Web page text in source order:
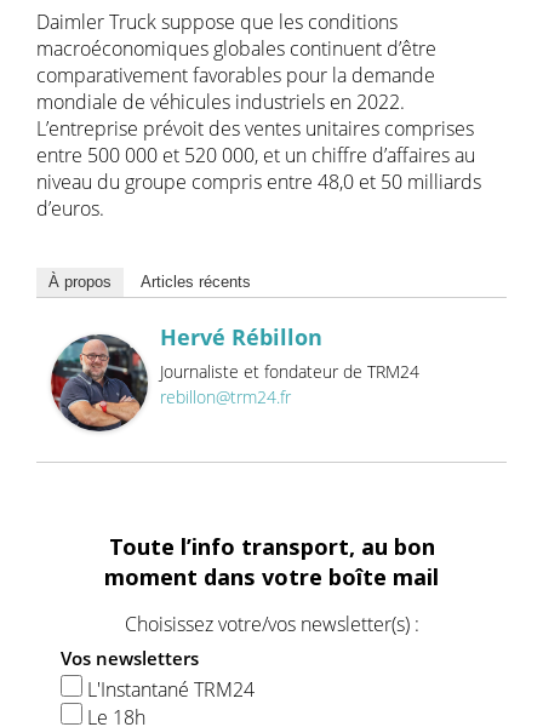
Daimler Truck suppose que les conditions
macroéconomiques globales continuent d’être
comparativement favorables pour la demande
mondiale de véhicules industriels en 2022.
L’entreprise prévoit des ventes unitaires comprises
entre 500 000 et 520 000, et un chiffre d’affaires au
niveau du groupe compris entre 48,0 et 50 milliards
d’euros.
À propos Articles récents
Hervé Rébillon
Journaliste et fondateur de TRM24
rebillon@trm24.fr
Toute l’info transport, au bon
moment dans votre boîte mail
Choisissez votre/vos newsletter(s) :
Vos newsletters
L'Instantané TRM24
Le 18h